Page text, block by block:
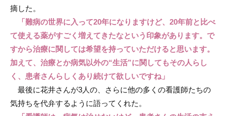
摘した。
「難病の世界に入って20年になりますけど、20年前と比べ
て使える薬がすごく増えてきたなという印象があります。で
すから治療に関しては希望を持っていただけると思います。
加えて、治療とか病気以外の“生活”に関してもその人らし
く、患者さんらしくあり続けて欲しいですね」
最後に花井さんが3人の、さらに他の多くの看護師たちの
気持ちを代弁するように語ってくれた。